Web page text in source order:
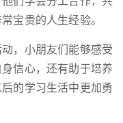
宝贵的人生经验。
，小朋友们能够感受
信心，还有助于培养
的学习生活中更加勇